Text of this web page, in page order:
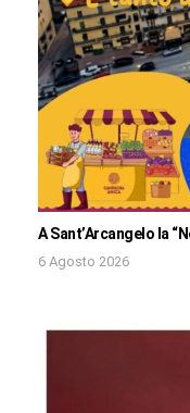
A Sant’Arcangelo la
6 Agosto 2026